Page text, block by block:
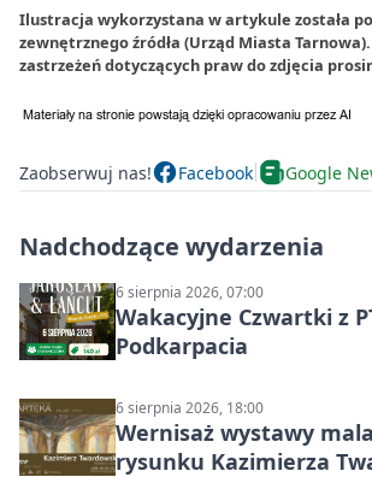
Ilustracja wykorzystana w artykule została
zewnętrznego źródła (Urząd Miasta
zastrzeżeń dotyczących praw do zdjęcia
Zaobserwuj nas! Facebook Google
Nadchodzące wydarzenia
6 sierpnia 2026, 07:00
Wakacyjne Czwartki z
Podkarpacia
6 sierpnia 2026, 18:00
Wernisaż wystawy
rysunku Kazimierza